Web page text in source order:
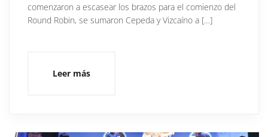
comenzaron a escasear los brazos para el comienzo del
Round Robin, se sumaron Cepeda y Vizcaíno a […]
Leer más